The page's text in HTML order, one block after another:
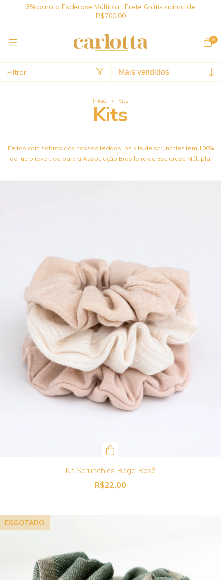
3% para a Esclerose Múltipla | Frete Grátis acima de
R$700,00
0
Filtrar
Início > Kits
Kits
Feitos com sobras dos nossos tecidos, os kits de scrunchies tem 100%
do lucro revertido para a Associação Brasileira de Esclerose Múltipla.
Kit Scrunchies Bege Rosê
R$22,00
ESGOTADO